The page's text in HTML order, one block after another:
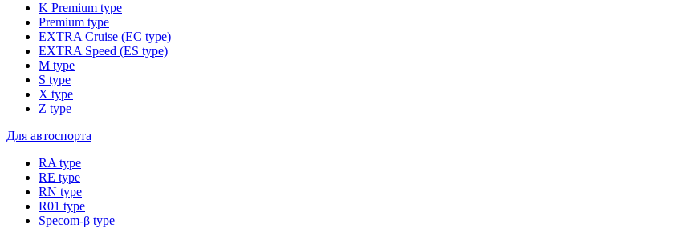
K Premium type
Premium type
EXTRA Cruise (EC type)
EXTRA Speed (ES type)
M type
S type
X type
Z type
Для автоспорта
RA type
RE type
RN type
R01 type
Specom-β type